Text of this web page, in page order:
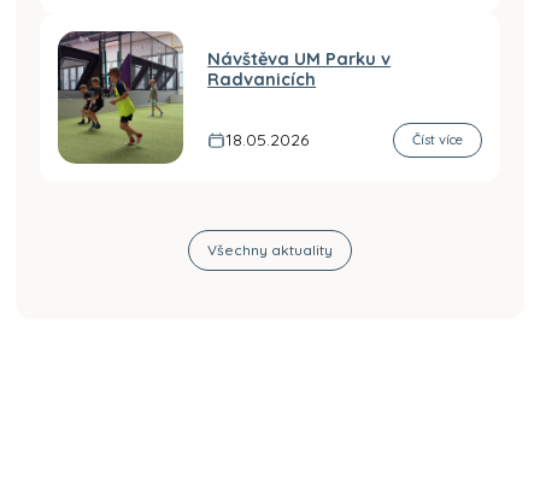
Návštěva UM Parku v
Radvanicích
18.05.2026 Číst více
Všechny aktuality